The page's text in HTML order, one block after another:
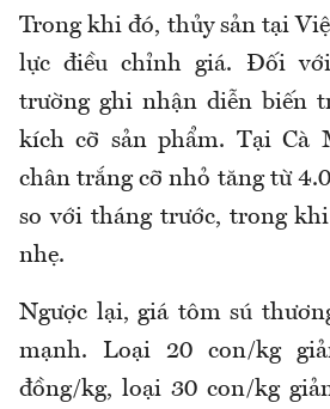
Trong khi đó, thủy sảntại
lực điều chỉnh giá. Đối
trường ghi nhận diễn biến
kích cỡ sản phẩm. Tại Cà
chân trắng cỡ nhỏ tăng từ
so với tháng trước, trong
nhẹ.
Ngược lại, giá tôm sú
mạnh. Loại 20 con/kg
đồng/kg, loại 30 con/kg